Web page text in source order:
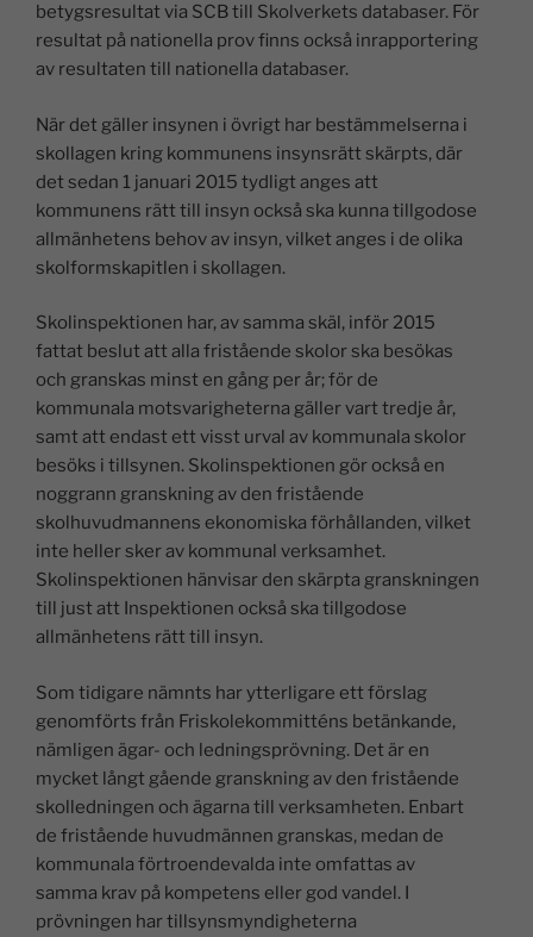
betygsresultat via SCB till Skolverkets databaser. För
resultat på nationella prov finns också inrapportering
av resultaten till nationella databaser.
När det gäller insynen i övrigt har bestämmelserna i
skollagen kring kommunens insynsrätt skärpts, där
det sedan 1 januari 2015 tydligt anges att
kommunens rätt till insyn också ska kunna tillgodose
allmänhetens behov av insyn, vilket anges i de olika
skolformskapitlen i skollagen.
Skolinspektionen har, av samma skäl, inför 2015
fattat beslut att alla fristående skolor ska besökas
och granskas minst en gång per år; för de
kommunala motsvarigheterna gäller vart tredje år,
samt att endast ett visst urval av kommunala skolor
besöks i tillsynen. Skolinspektionen gör också en
noggrann granskning av den fristående
skolhuvudmannens ekonomiska förhållanden, vilket
inte heller sker av kommunal verksamhet.
Skolinspektionen hänvisar den skärpta granskningen
till just att Inspektionen också ska tillgodose
allmänhetens rätt till insyn.
Som tidigare nämnts har ytterligare ett förslag
genomförts från Friskolekommitténs betänkande,
nämligen ägar- och ledningsprövning. Det är en
mycket långt gående granskning av den fristående
skolledningen och ägarna till verksamheten. Enbart
de fristående huvudmännen granskas, medan de
kommunala förtroendevalda inte omfattas av
samma krav på kompetens eller god vandel. I
prövningen har tillsynsmyndigheterna